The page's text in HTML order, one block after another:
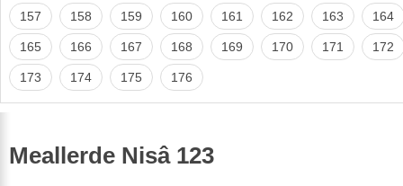
157 158 159 160 161 162 163 164
165 166 167 168 169 170 171 172
173 174 175 176
Meallerde Nisâ 123